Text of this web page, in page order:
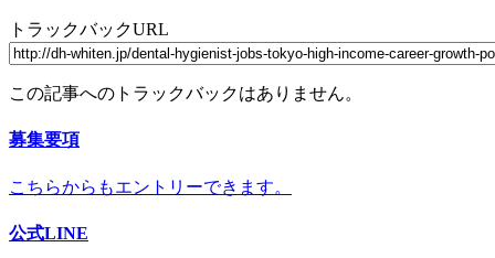
トラックバックURL
この記事へのトラックバックはありません。
募集要項
こちらからもエントリーできます。
公式LINE